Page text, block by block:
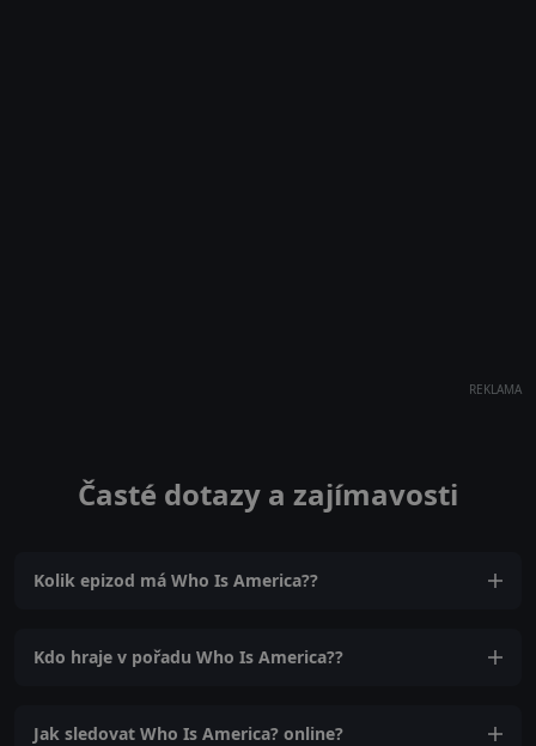
REKLAMA
Časté dotazy a zajímavosti
Kolik epizod má Who Is America??
Kdo hraje v pořadu Who Is America??
Jak sledovat Who Is America? online?